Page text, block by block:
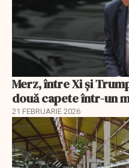
Merz, între Xi și
două capete într-un
21 FEBRUARIE 2026